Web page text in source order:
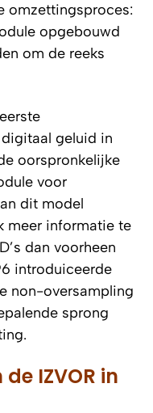
omzettingsproces:
opgebouwd
om de reeks
geluid in
oorspronkelijke
voor
dit model
meer informatie te
dan voorheen
introduiceerde
non-oversampling
sprong
IZVOR in